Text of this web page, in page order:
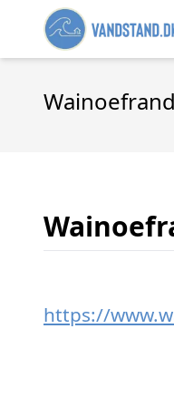
https://